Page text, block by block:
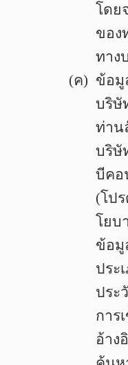
โดย
ของ
ทาง
(ค) ข้อมู
บริษั
ท่าน
บริษั
บีคอ
(โป
โยบ
ข้อมู
ประ
ประ
การ
อ้าง